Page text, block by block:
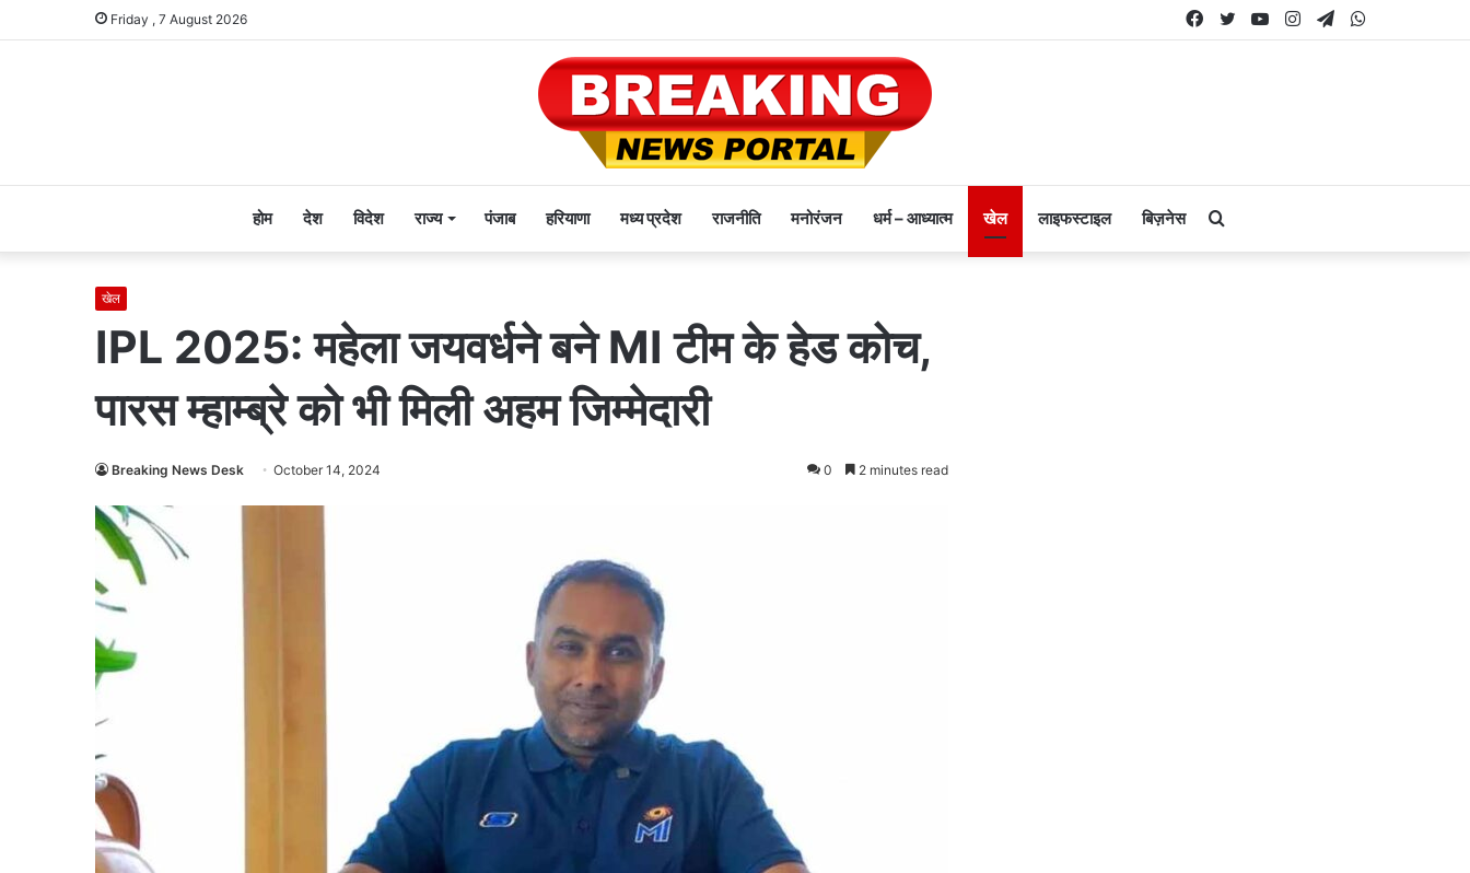
Friday , 7 August 2026 Telegram
Instagram
YouTube
Twitter
Facebook
होम देश विदेश राज्य पंजाब हरियाणा मध्य प्रदेश राजनीति मनोरंजन धर्म – आध्यात्म खेल लाइफस्टाइल बिज़नेस
खेल
IPL 2025: महेला जयवर्धने बने MI टीम के हेड कोच,
पारस म्हाम्ब्रे को भी मिली अहम जिम्मेदारी
Breaking News Desk October 14, 2024 0 2 minutes read